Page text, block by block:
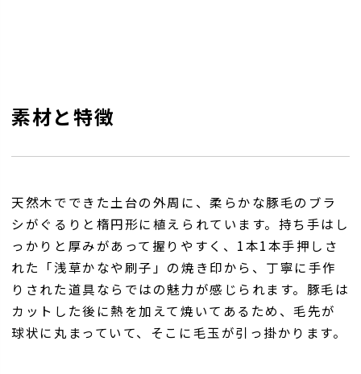
素材と特徴
天然木でできた土台の外周に、柔らかな豚毛のブラ
シがぐるりと楕円形に植えられています。持ち手はし
っかりと厚みがあって握りやすく、1本1本手押しさ
れた「浅草かなや刷子」の焼き印から、丁寧に手作
りされた道具ならではの魅力が感じられます。豚毛は
カットした後に熱を加えて焼いてあるため、毛先が
球状に丸まっていて、そこに毛玉が引っ掛かります。